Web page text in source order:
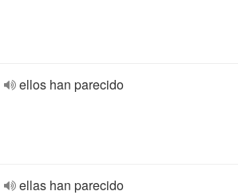
ellos han parecido
ellas han parecido